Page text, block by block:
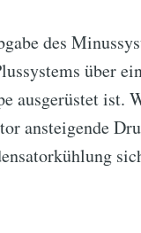
des
über
ausgerüstet ist.
ansteigende